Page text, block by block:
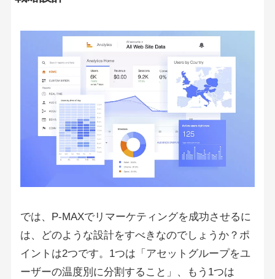
では、P-MAXでリマーケティングを成功させるに
は、どのような設計をすべきなのでしょうか？ポ
イントは2つです。1つは「アセットグループをユ
ーザーの温度別に分割すること」、もう1つは